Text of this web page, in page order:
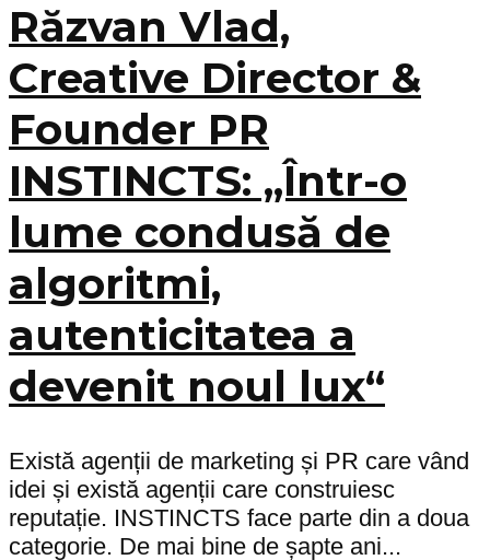
Răzvan Vlad,
Creative Director &
Founder PR
INSTINCTS: „Într-o
lume condusă de
algoritmi,
autenticitatea a
devenit noul lux“
Există agenții de marketing și PR care vând
idei și există agenții care construiesc
reputație. INSTINCTS face parte din a doua
categorie. De mai bine de șapte ani...